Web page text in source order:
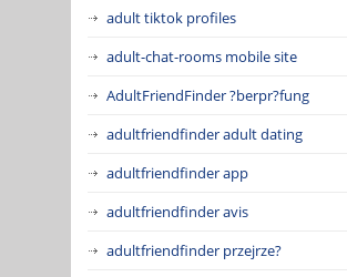
adult tiktok profiles
adult-chat-rooms mobile site
AdultFriendFinder ?berpr?fung
adultfriendfinder adult dating
adultfriendfinder app
adultfriendfinder avis
adultfriendfinder przejrze?